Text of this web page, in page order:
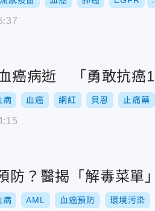
癌病逝 「勇敢抗癌
病 血癌 網紅 貝恩 止痛藥
防？醫揭「解毒菜
病 AML 血癌預防 環境污染